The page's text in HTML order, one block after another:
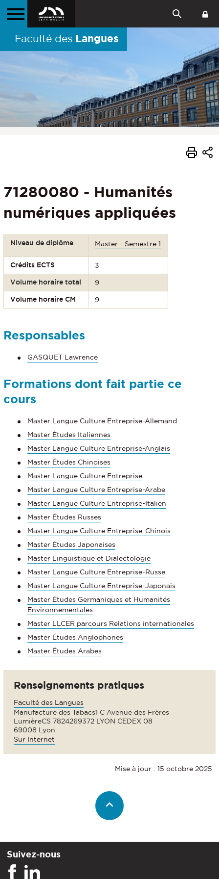
Faculté des Langues
71280080 - Humanités
numériques appliquées
Niveau de diplôme Master - Semestre 1
Crédits ECTS 3
Volume horaire total 9
Volume horaire CM 9
Responsables
GASQUET Lawrence
Formations dont fait partie ce
cours
Master Langue Culture Entreprise-Allemand
Master Études Italiennes
Master Langue Culture Entreprise-Anglais
Master Études Chinoises
Master Langue Culture Entreprise
Master Langue Culture Entreprise-Arabe
Master Langue Culture Entreprise-Italien
Master Études Russes
Master Langue Culture Entreprise-Chinois
Master Études Japonaises
Master Linguistique et Dialectologie
Master Langue Culture Entreprise-Russe
Master Langue Culture Entreprise-Japonais
Master Études Germaniques et Humanités
Environnementales
Master LLCER parcours Relations internationales
Master Études Anglophones
Master Études Arabes
Renseignements pratiques
Faculté des Langues
Manufacture des Tabacs1 C Avenue des Frères
LumièreCS 7824269372 LYON CEDEX 08
69008 Lyon
Sur Internet
Mise à jour : 15 octobre 2025
Suivez-nous